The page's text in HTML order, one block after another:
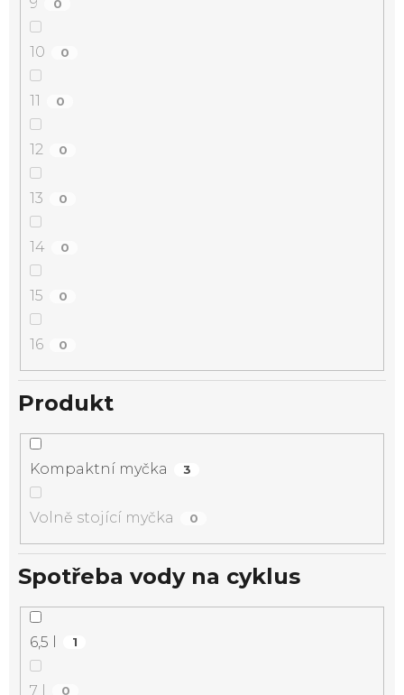
9 0
10 0
11 0
12 0
13 0
14 0
15 0
16 0
Produkt
Kompaktní myčka 3
Volně stojící myčka 0
Spotřeba vody na cyklus
6,5 l 1
7 l 0